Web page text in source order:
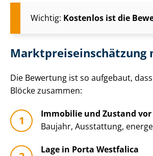
Wichtig: Kostenlos ist die
Markt­preis­ein­schät­zung
Die Bewertung ist so aufgebaut,
Blöcke zusammen:
Immobilie und Zustand
Baujahr, Ausstattung,
Lage in Porta Westfalica